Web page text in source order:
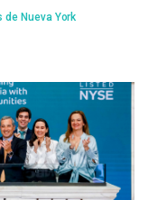
de Nueva York